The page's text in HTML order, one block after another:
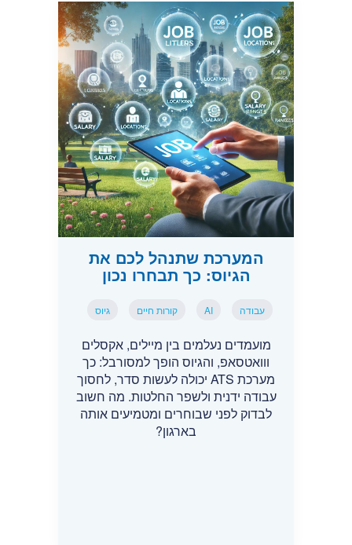
המערכת שתנהל לכם את
הגיוס: כך תבחרו נכון
עבודה AI קורות חיים גיוס
מועמדים נעלמים בין מיילים, אקסלים
ווואטסאפ, והגיוס הופך למסורבל: כך
מערכת ATS יכולה לעשות סדר, לחסוך
עבודה ידנית ולשפר החלטות. מה חשוב
לבדוק לפני שבוחרים ומטמיעים אותה
בארגון?